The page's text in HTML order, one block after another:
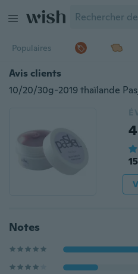
Populaires
Avis clients
4
Notes